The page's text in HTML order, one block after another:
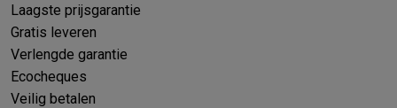
Laagste prijsgarantie
Gratis leveren
Verlengde garantie
Ecocheques
Veilig betalen